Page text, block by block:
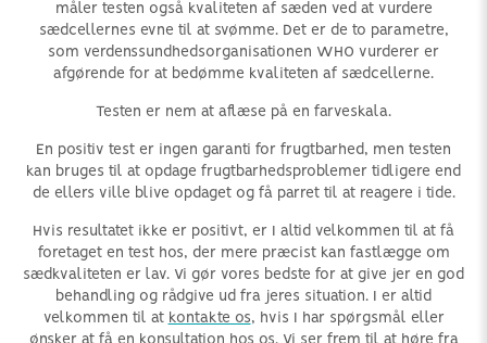
måler testen også kvaliteten af sæden ved at vurdere
sædcellernes evne til at svømme. Det er de to parametre,
som verdenssundhedsorganisationen WHO vurderer er
afgørende for at bedømme kvaliteten af sædcellerne.
Testen er nem at aflæse på en farveskala.
En positiv test er ingen garanti for frugtbarhed, men testen
kan bruges til at opdage frugtbarhedsproblemer tidligere end
de ellers ville blive opdaget og få parret til at reagere i tide.
Hvis resultatet ikke er positivt, er I altid velkommen til at få
foretaget en test hos, der mere præcist kan fastlægge om
sædkvaliteten er lav. Vi gør vores bedste for at give jer en god
behandling og rådgive ud fra jeres situation. I er altid
velkommen til at kontakte os, hvis I har spørgsmål eller